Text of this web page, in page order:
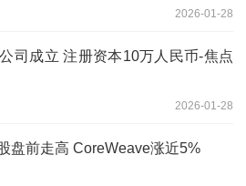
2026-01-28
司成立 注册资本10万人民币-焦点
2026-01-28
盘前走高 CoreWeave涨近5%